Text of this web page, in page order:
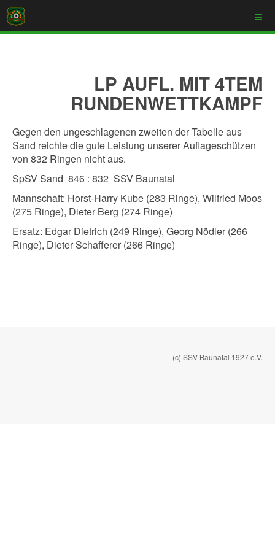
LP AUFL. MIT 4TEM
RUNDENWETTKAMPF
Gegen den ungeschlagenen zweiten der Tabelle aus
Sand reichte die gute Leistung unserer Auflageschützen
von 832 Ringen nicht aus.
SpSV Sand 846 : 832 SSV Baunatal
Mannschaft: Horst-Harry Kube (283 Ringe), Wilfried Moos
(275 Ringe), Dieter Berg (274 Ringe)
Ersatz: Edgar Dietrich (249 Ringe), Georg Nödler (266
Ringe), Dieter Schafferer (266 Ringe)
(c) SSV Baunatal 1927 e.V.